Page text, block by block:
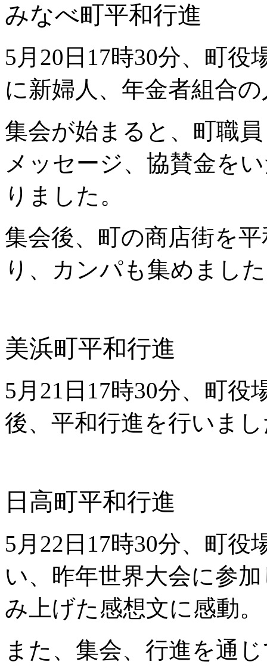
みなべ町平和行進
5月20日17時30分、町役
に新婦人、年金者組合
集会が始まると、町職
メッセージ、協賛金を
りました。
集会後、町の商店街を
り、カンパも集めまし
美浜町平和行進
5月21日17時30分、町役
後、平和行進を行いま
日高町平和行進
5月22日17時30分、町役
い、昨年世界大会に参
み上げた感想文に感動。
また、集会、行進を通